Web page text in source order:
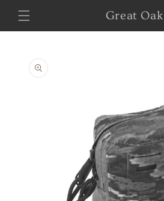
Skip to
content
Great Oak
product
information